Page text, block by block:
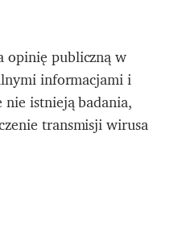
opinię publiczną w
informacjami i
istnieją badania,
transmisji wirusa